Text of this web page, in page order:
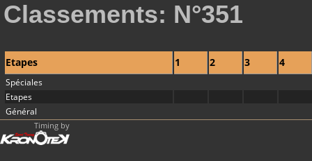
Classements: N°351
Etapes 1 2 3 4
Spéciales
Etapes
Général
Timing by